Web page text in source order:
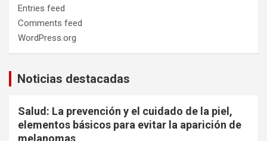
Entries feed
Comments feed
WordPress.org
Noticias destacadas
Salud: La prevención y el cuidado de la piel,
elementos básicos para evitar la aparición de